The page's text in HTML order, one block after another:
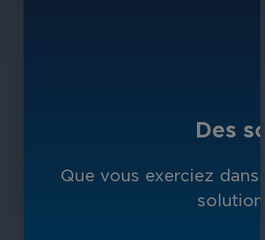
Des
Que vous exerciez